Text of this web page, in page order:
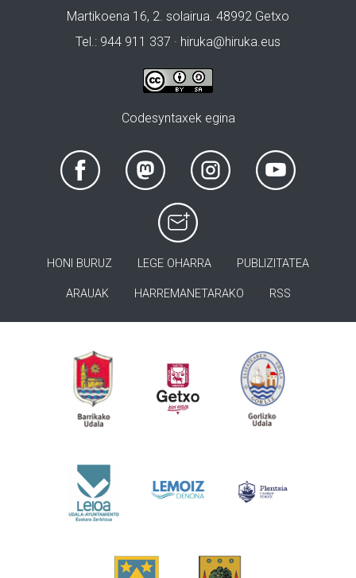
Martikoena 16, 2. solairua. 48992 Getxo
Tel.: 944 911 337 · hiruka@hiruka.eus
Codesyntaxek egina
HONI BURUZ LEGE OHARRA PUBLIZITATEA
ARAUAK HARREMANETARAKO RSS